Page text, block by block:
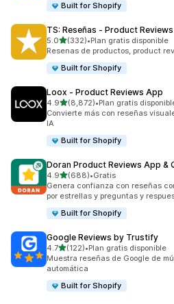
Built for Shopify
TS: Reseñas ‑ Product Reviews
5.0de 5 estrellas
(332)
332 reseñas en total
•Plan gratis disponible
Resenas de productos, product
Built for Shopify
Loox ‑ Product Reviews App
4.9de 5 estrellas
(8,872)
8872 reseñas en total
•Plan gratis
Convierte más con reseñas
IA
Built for Shopify
Doran Product Reviews App &
4.9de 5 estrellas
(688)
688 reseñas en total
•Gratis
Genera confianza con reseñas
por estrellas y preguntas y
Built for Shopify
Google Reviews by Trustify
4.7de 5 estrellas
(122)
122 reseñas en total
•Plan gratis disponible
Muestra reseñas de Google de
automática
Built for Shopify